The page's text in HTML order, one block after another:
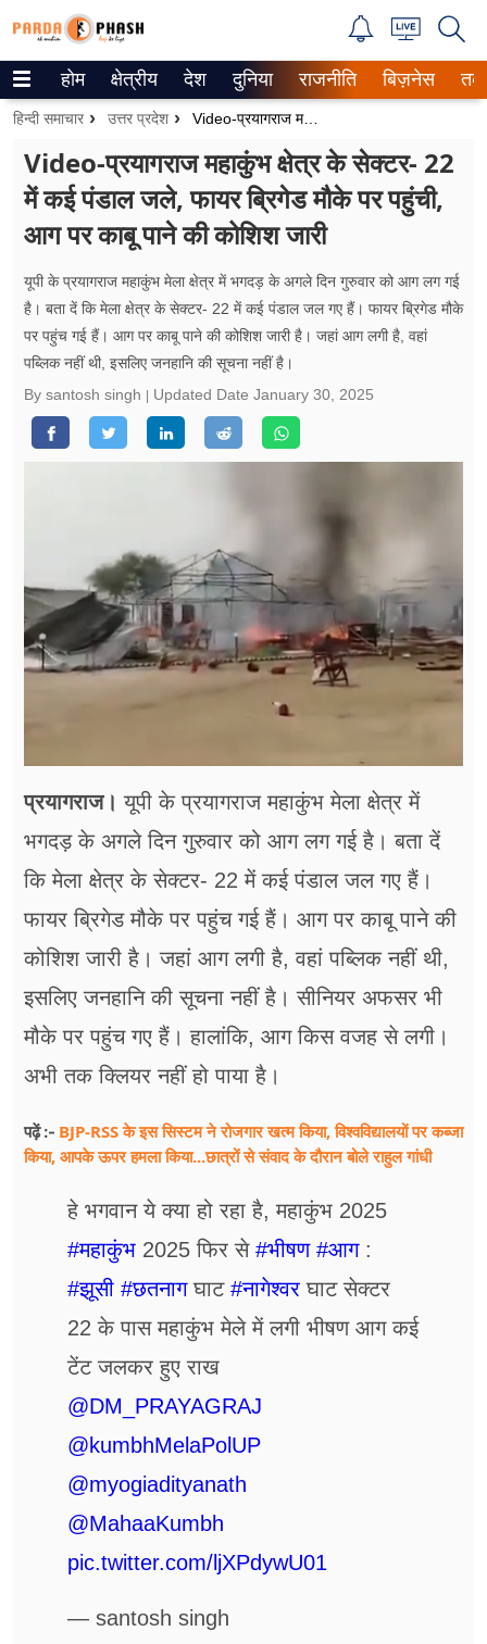
Trending on Google News
वेब स्टोरीज
उत्तर प्रदेश
गैलरी
वीडियो
रिलेशनशिप
जीवन मंत्रा
ब्‍यूटी
जॉब्स
होम क्षेत्रीय देश दुनिया राजनीति बिज़नेस
हिन्दी समाचार उत्तर प्रदेश Video-प्रयागराज महाकुंभ क्षेत्र के सेक्टर- 22 में कई पंडाल जले, फायर ब्रिगेड मौके पर पहुंची, आग पर काबू पाने की कोशिश जारी
Video-प्रयागराज महाकुंभ क्षेत्र के सेक्टर- 22
में कई पंडाल जले, फायर ब्रिगेड मौके पर पहुंची,
आग पर काबू पाने की कोशिश जारी
यूपी के प्रयागराज महाकुंभ मेला क्षेत्र में भगदड़ के अगले दिन गुरुवार को आग लग गई
है। बता दें कि मेला क्षेत्र के सेक्टर- 22 में कई पंडाल जल गए हैं। फायर ब्रिगेड मौके
पर पहुंच गई हैं। आग पर काबू पाने की कोशिश जारी है। जहां आग लगी है, वहां
पब्लिक नहीं थी, इसलिए जनहानि की सूचना नहीं है।
By santosh singh
Updated Date January 30, 2025
प्रयागराज। यूपी के प्रयागराज महाकुंभ मेला क्षेत्र में
भगदड़ के अगले दिन गुरुवार को आग लग गई है। बता दें
कि मेला क्षेत्र के सेक्टर- 22 में कई पंडाल जल गए हैं।
फायर ब्रिगेड मौके पर पहुंच गई हैं। आग पर काबू पाने की
कोशिश जारी है। जहां आग लगी है, वहां पब्लिक नहीं थी,
इसलिए जनहानि की सूचना नहीं है। सीनियर अफसर भी
मौके पर पहुंच गए हैं। हालांकि, आग किस वजह से लगी।
अभी तक क्लियर नहीं हो पाया है।
पढ़ें :- BJP-RSS के इस सिस्टम ने रोजगार खत्म किया, विश्वविद्यालयों पर कब्जा
किया, आपके ऊपर हमला किया...छात्रों से संवाद के दौरान बोले राहुल गांधी
हे भगवान ये क्या हो रहा है, महाकुंभ 2025
#महाकुंभ 2025 फिर से #भीषण #आग:
#झूसी #छतनागघाट #नागेश्वर घाट सेक्टर
22 के पास महाकुंभ मेले में लगी भीषण आग कई
टेंट जलकर हुए राख
@DM_PRAYAGRAJ
@kumbhMelaPolUP
@myogiadityanath
@MahaaKumbh
pic.twitter.com/ljXPdywU01
— santosh singh